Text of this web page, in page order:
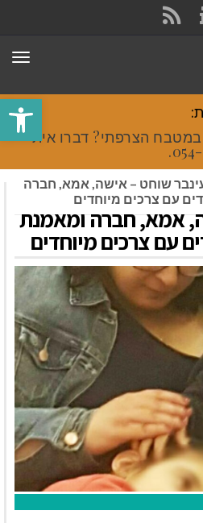
פתח
הצרפתי? דברו איתי
שוחט – אישה, אמא, חברה
עם צרכים מיוחדים
אמא, חברה ומאמנת
עם צרכים מיוחדים